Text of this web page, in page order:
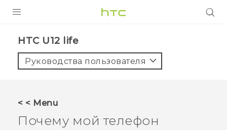
5G
HTC U12 life‎
Руководства пользователя
< < Menu
Почему мой телефон